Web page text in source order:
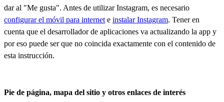
dar al "Me gusta". Antes de utilizar Instagram, es necesario
configurar el móvil para internet e instalar Instagram. Tener en
cuenta que el desarrollador de aplicaciones va actualizando la app y
por eso puede ser que no coincida exactamente con el contenido de
esta instrucción.
Pie de página, mapa del sitio y otros enlaces de interés